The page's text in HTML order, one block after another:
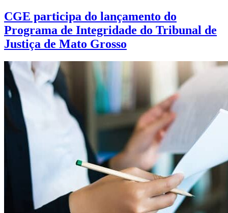
CGE participa do lançamento do
Programa de Integridade do Tribunal de
Justiça de Mato Grosso